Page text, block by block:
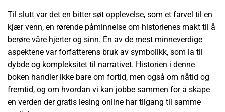
Til slutt var det en bitter søt opplevelse, som et farvel til en
kjær venn, en rørende påminnelse om historienes makt til å
berøre våre hjerter og sinn. En av de mest minneverdige
aspektene var forfatterens bruk av symbolikk, som la til
dybde og kompleksitet til narrativet. Historien i denne
boken handler ikke bare om fortid, men også om nåtid og
fremtid, og om hvordan vi kan jobbe sammen for å skape
en verden der gratis lesing online har tilgang til samme